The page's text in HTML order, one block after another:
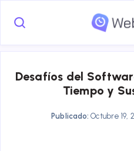
Desafíos del
Tiempo y
Publicado: Octubre 19,